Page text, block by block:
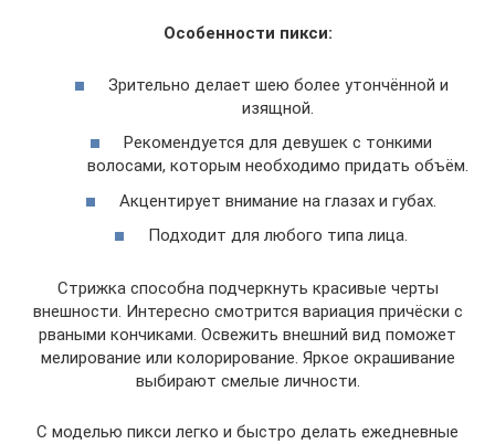
Особенности пикси:
Зрительно делает шею более утончённой и
изящной.
Рекомендуется для девушек с тонкими
волосами, которым необходимо придать объём.
Акцентирует внимание на глазах и губах.
Подходит для любого типа лица.
Стрижка способна подчеркнуть красивые черты
внешности. Интересно смотрится вариация причёски с
рваными кончиками. Освежить внешний вид поможет
мелирование или колорирование. Яркое окрашивание
выбирают смелые личности.
С моделью пикси легко и быстро делать ежедневные